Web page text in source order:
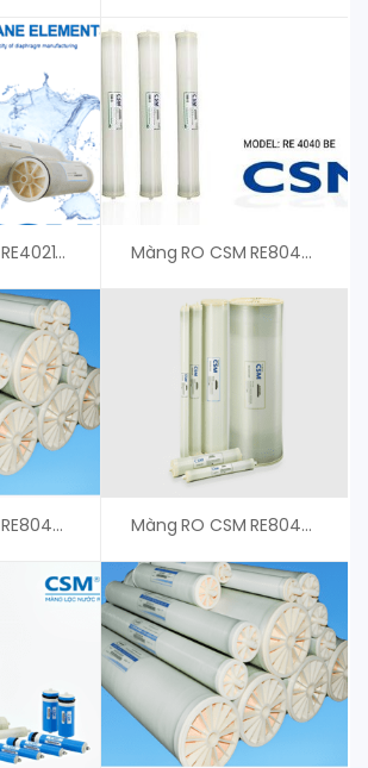
Màng RO CSM RE4021-BLN – An Vi Group Cung Cấp Màng RO CSM RE8040-BLR- An Vi Group Phân Phối
Màng RO CSM RE8040-BLF440 – Giá Tốt Màng RO CSM RE8040-BLF – Giá Tốt Cho Khách Hàng